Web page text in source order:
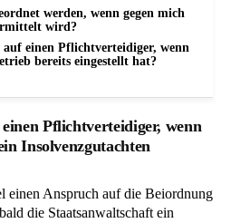
werden, wenn gegen mich
wird?
einen Pflichtverteidiger, wenn
bereits eingestellt hat?
Pflichtverteidiger, wenn
Insolvenzgutachten
einen Anspruch auf die Beiordnung
die Staatsanwaltschaft ein